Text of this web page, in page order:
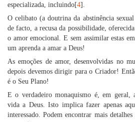
especializada, incluindo[4].
O celibato (a doutrina da abstinência
de facto, a recusa da possibilidade,
o amor emocional. E sem assimilar estas
um aprenda a amar a Deus!
As emoções de amor, desenvolvidas no
depois devemos dirigir para o Criador!
é o Seu Plano!
E o verdadeiro monaquismo é, em geral,
vida a Deus. Isto implica fazer apenas
interessado. Podem encontrar mais